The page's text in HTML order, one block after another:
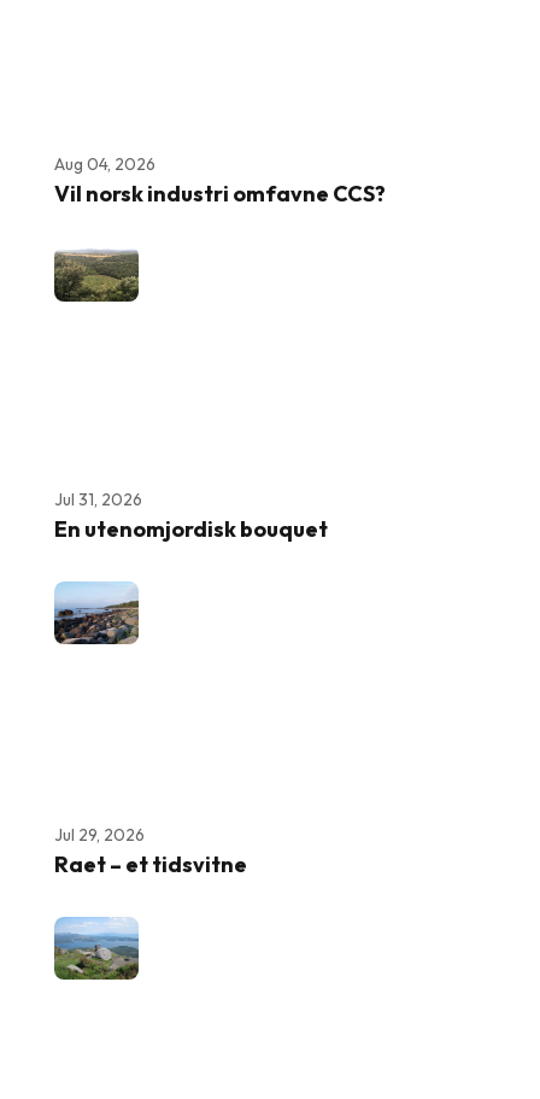
Aug 04, 2026
Vil norsk industri omfavne CCS?
Jul 31, 2026
En utenomjordisk bouquet
Jul 29, 2026
Raet – et tidsvitne